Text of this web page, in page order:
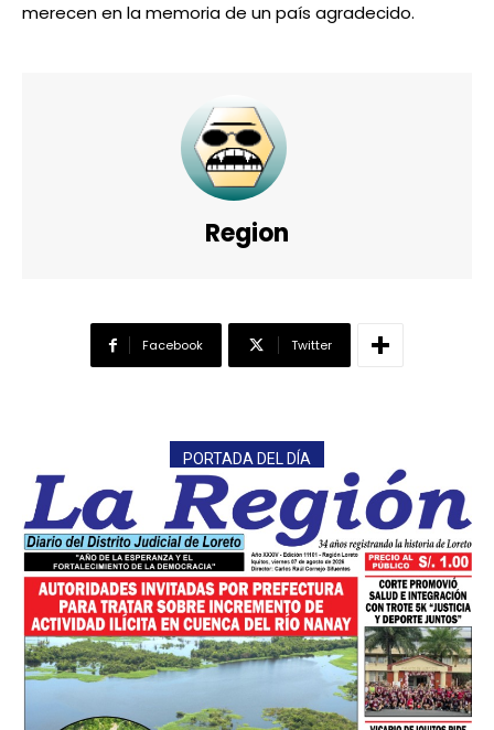
merecen en la memoria de un país agradecido.
Region
Facebook Twitter
PORTADA DEL DÍA